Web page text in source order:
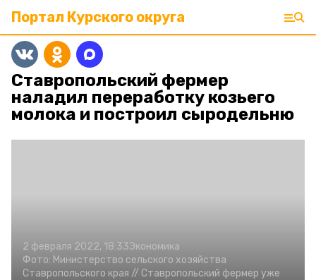
Портал Курского округа
Ставропольский фермер
наладил переработку козьего
молока и построил сыродельню
2 февраля 2022, 18:33Экономика
Фото: Министерство сельского хозяйства
Ставропольского края // Ставропольский фермер уже